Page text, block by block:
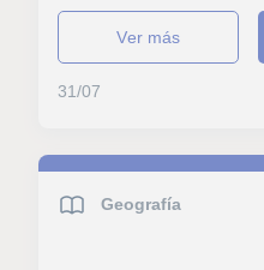
ver más
31/07
Geografía